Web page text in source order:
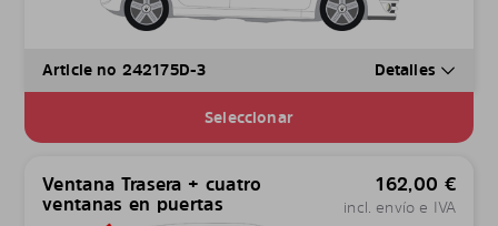
Article no 242175D-3 Detalles
Seleccionar
Ventana Trasera + cuatro
ventanas en puertas
162,00 €
incl. envío e IVA